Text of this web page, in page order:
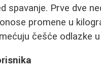
spavanje. Prve dve
promene u
češće odlazke